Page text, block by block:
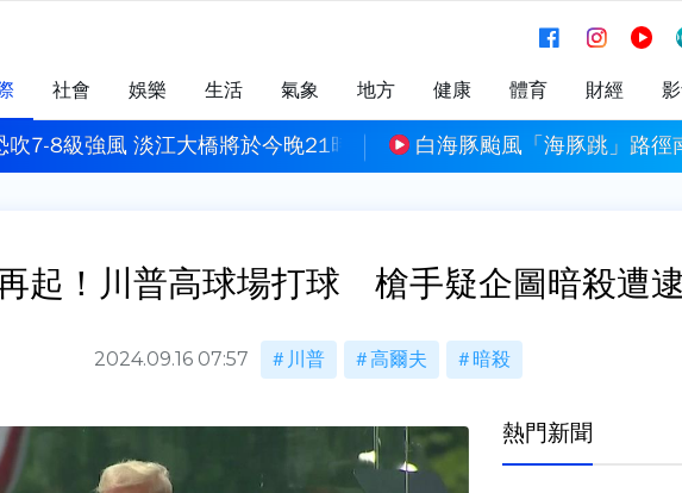
社會 娛樂 生活 氣象 地方 健康 體育 財經
吹7-8級強風 淡江大橋將於今晚21時封閉人行道及機車道
白海豚颱風「海豚跳」路
起！川普高球場打球 槍手疑企圖暗殺遭逮
2024.09.16 07:57 川普 高爾夫 暗殺
熱門新聞